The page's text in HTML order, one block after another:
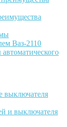
выключателя
и выключателя